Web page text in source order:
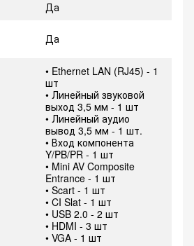
Да
Да
• Ethernet LAN (RJ45) - 1
шт
• Линейный звуковой
выход 3,5 мм - 1 шт
• Линейный аудио
вывод 3,5 мм - 1 шт.
• Вход компонента
Y/PB/PR - 1 шт
• Mini AV Composite
Entrance - 1 шт
• Scart - 1 шт
• CI Slat - 1 шт
• USB 2.0 - 2 шт
• HDMI - 3 шт
• VGA - 1 шт